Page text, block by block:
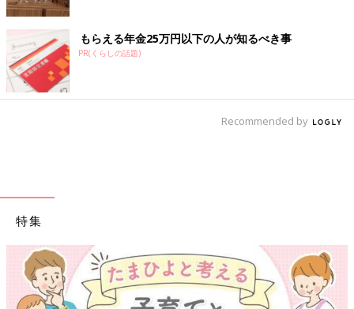
もらえる年金25万円以下の人が知るべき事
PR(くらしの話題)
Recommended by
特集